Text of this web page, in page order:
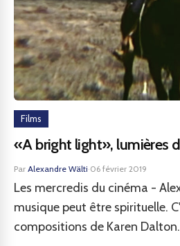
Films
«A bright light», lumières
Par Alexandre Wälti·06 février 2019
Les mercredis du cinéma -
musique peut être spirituelle.
compositions de Karen